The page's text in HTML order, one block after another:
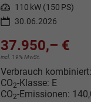
Leistung 110 kW (150 PS)
30.06.2026
37.950,– €
incl. 19% MwSt.
Verbrauch kombiniert:
CO2-Klasse: E
CO2-Emissionen: